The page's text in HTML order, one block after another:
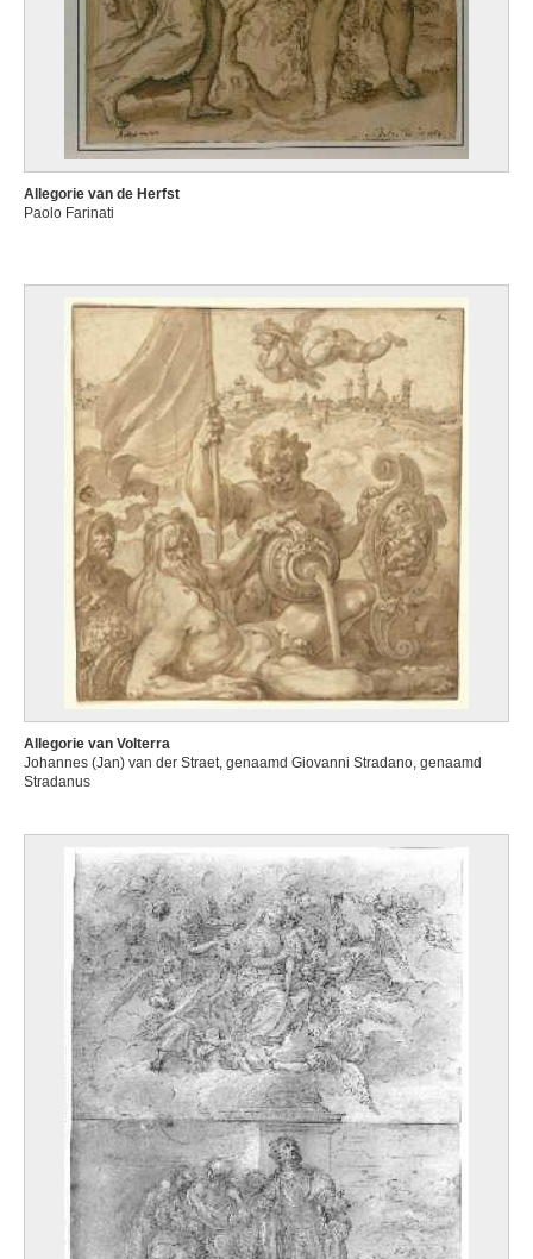
Allegorie van de Herfst
Paolo Farinati
Allegorie van Volterra
Johannes (Jan) van der Straet, genaamd Giovanni Stradano, genaamd
Stradanus